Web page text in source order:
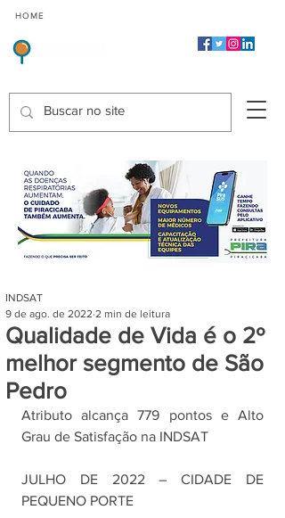
HOME
Qualidade de Vida é o 2º
melhor segmento de São
Pedro
INDSAT
9 de ago. de 2022 2 min de leitura
Atributo alcança 779 pontos e Alto
Grau de Satisfação na INDSAT
JULHO DE 2022 – CIDADE DE
PEQUENO PORTE